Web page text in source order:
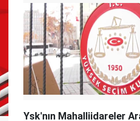
Ysk'nın Mahalliidareler